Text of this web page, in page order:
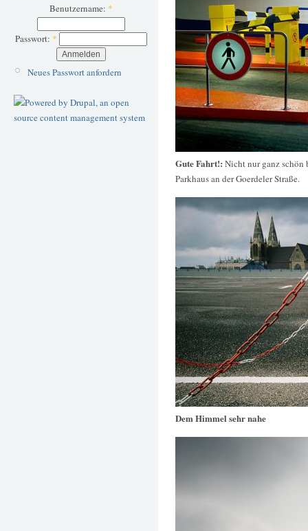
Benutzername: *
Passwort: *
Neues Passwort anfordern
Gute Fahrt!: Nicht nur ganz schön
Parkhaus an der Goerdeler Straße.
Dem Himmel sehr nahe